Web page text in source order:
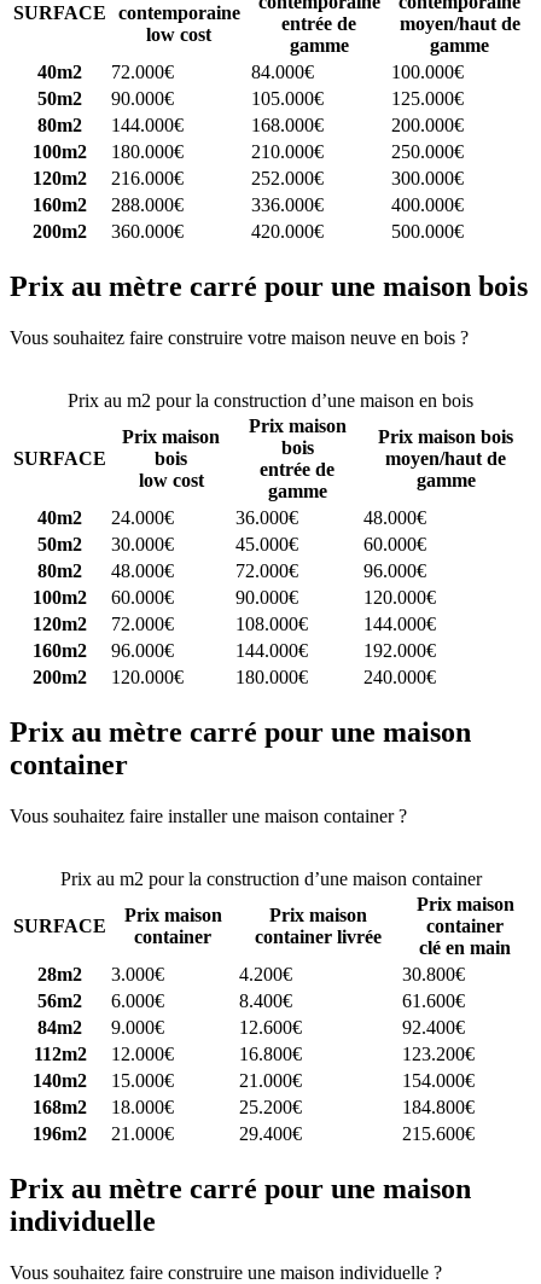
SURFACE
contemporaine
low cost
entrée de
gamme
moyen/haut de
gamme
40m2
72.000€ 84.000€
100.000€
50m2
90.000€ 105.000€
125.000€
80m2
144.000€ 168.000€
200.000€
100m2
180.000€ 210.000€
250.000€
120m2
216.000€ 252.000€
300.000€
160m2
288.000€ 336.000€
400.000€
200m2
360.000€ 420.000€ 500.000€
Prix au mètre carré pour une maison bois
Vous souhaitez faire construire votre maison neuve en bois ?
Prix au m2 pour la construction d’une maison en bois
SURFACE
Prix maison
bois
low cost
Prix maison
bois
entrée de
gamme
Prix maison bois
moyen/haut de
gamme
40m2
24.000€ 36.000€
48.000€
50m2
30.000€ 45.000€
60.000€
80m2
48.000€ 72.000€
96.000€
100m2
60.000€ 90.000€
120.000€
120m2
72.000€ 108.000€
144.000€
160m2
96.000€ 144.000€
192.000€
200m2
120.000€ 180.000€ 240.000€
Prix au mètre carré pour une maison
container
Vous souhaitez faire installer une maison container ?
Prix au m2 pour la construction d’une maison container
SURFACE
Prix maison
container
Prix maison
container livrée
Prix maison
container
clé en main
28m2
3.000€ 4.200€
30.800€
56m2
6.000€ 8.400€
61.600€
84m2
9.000€ 12.600€
92.400€
112m2
12.000€ 16.800€
123.200€
140m2
15.000€ 21.000€
154.000€
168m2
18.000€ 25.200€
184.800€
196m2
21.000€ 29.400€ 215.600€
Prix au mètre carré pour une maison
individuelle
Vous souhaitez faire construire une maison individuelle ?